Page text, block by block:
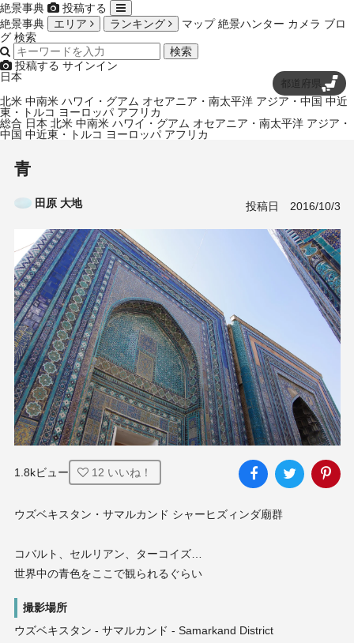
絶景事典
投稿する
絶景事典
エリア ランキング マップ 絶景ハンター カメラ ブロ
グ 検索
検索
投稿する サインイン
日本
都道府県
北米 中南米 ハワイ・グアム オセアニア・南太平洋 アジア・中国 中近
東・トルコ ヨーロッパ アフリカ
総合 日本 北米 中南米 ハワイ・グアム オセアニア・南太平洋 アジア・
中国 中近東・トルコ ヨーロッパ アフリカ
青
田原 大地 投稿日 2016/10/3
1.8kビュー 12 いいね！
ウズベキスタン・サマルカンド シャーヒズィンダ廟群
コバルト、セルリアン、ターコイズ…
世界中の青色をここで観られるぐらい
撮影場所
ウズベキスタン - サマルカンド - Samarkand District